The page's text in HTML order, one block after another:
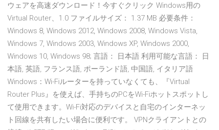
ウェアを高速ダウンロード！今すぐクリック Windows用の
Virtual Router、1.0 ファイルサイズ： 1.37 MB 必要条件：
Windows 8, Windows 2012, Windows 2008, Windows Vista,
Windows 7, Windows 2003, Windows XP, Windows 2000,
Windows 10, Windows 98; 言語： 日本語 利用可能な言語： 日
本語, 英語, フランス語, ポーランド語, 中国語, イタリア語
Windows：Wi-Fiルーターを持っていなくても、『Virtual
Router Plus』を使えば、手持ちのPCをWi-Fiホットスポットし
て使用できます。Wi-Fi対応のデバイスと自宅のインターネッ
ト回線を共有したい場合に便利です。 VPNクライアントとの